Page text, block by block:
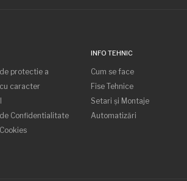
protectie a
caracter
Confidentialitate
INFO TEHNIC
Cum se face
Fise Tehnice
Setari și Montaje
Automatizări